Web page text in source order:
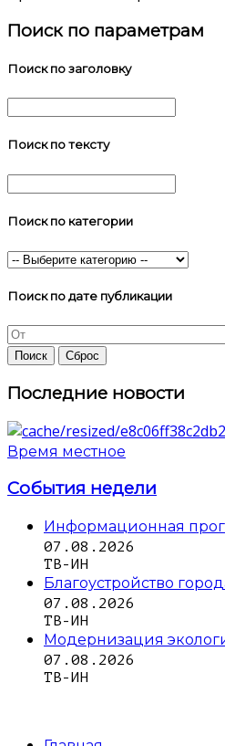
Поиск по параметрам
Поиск по заголовку
Поиск по тексту
Поиск по категории
Поиск по дате публикации
Последние новости
Время местное
События недели
Информационная
07.08.2026
ТВ-ИН
Благоустройство
07.08.2026
ТВ-ИН
Модернизация
07.08.2026
ТВ-ИН